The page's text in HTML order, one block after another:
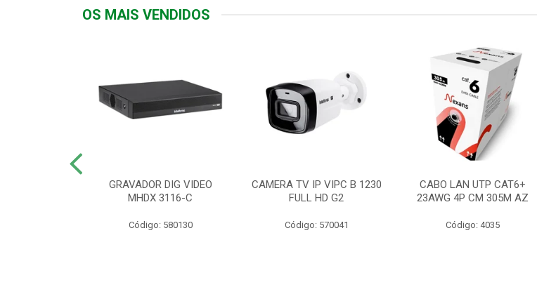
OS MAIS VENDIDOS
GRAVADOR DIG VIDEO
MHDX 3116-C
Código: 580130
CAMERA TV IP VIPC B 1230
FULL HD G2
Código: 570041
CABO LAN UTP CAT6+
23AWG 4P CM 305M AZ
Código: 4035